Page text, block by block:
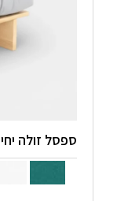
ספסל זולה